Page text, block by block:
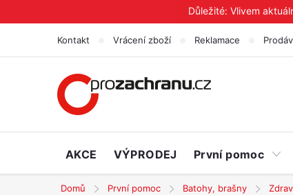
Důležité: Vlivem
Kontakt Vrácení zboží Reklamace
AKCE VÝPRODEJ První pomoc
Domů První pomoc Batohy, brašny